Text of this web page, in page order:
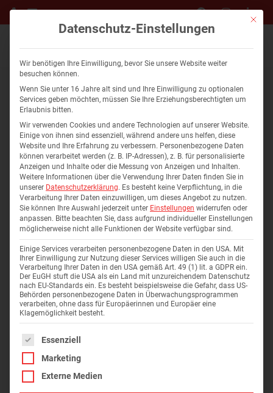
Kategorie: Kupferzell
Wohnung
Wohnung 11
Wohnung 10
Mit
Datenschutz-Einstellungen
Wir benötigen Ihre Einwilligung, bevor Sie unsere Website weiter
besuchen können.
Wenn Sie unter 16 Jahre alt sind und Ihre Einwilligung zu optionalen
Services geben möchten, müssen Sie Ihre Erziehungsberechtigten um
Erlaubnis bitten.
Wir verwenden Cookies und andere Technologien auf unserer Website.
Einige von ihnen sind essenziell, während andere uns helfen, diese
Website und Ihre Erfahrung zu verbessern. Personenbezogene Daten
können verarbeitet werden (z. B. IP-Adressen), z. B. für personalisierte
Anzeigen und Inhalte oder die Messung von Anzeigen und Inhalten.
Weitere Informationen über die Verwendung Ihrer Daten finden Sie in
unserer Datenschutzerklärung. Es besteht keine Verpflichtung, in die
Verarbeitung Ihrer Daten einzuwilligen, um dieses Angebot zu nutzen.
Sie können Ihre Auswahl jederzeit unter Einstellungen widerrufen oder
anpassen. Bitte beachten Sie, dass aufgrund individueller Einstellungen
möglicherweise nicht alle Funktionen der Website verfügbar sind.
Einige Services verarbeiten personenbezogene Daten in den USA. Mit
Ihrer Einwilligung zur Nutzung dieser Services willigen Sie auch in die
Verarbeitung Ihrer Daten in den USA gemäß Art. 49 (1) lit. a GDPR ein.
Der EuGH stuft die USA als ein Land mit unzureichendem Datenschutz
nach EU-Standards ein. Es besteht beispielsweise die Gefahr, dass US-
Behörden personenbezogene Daten in Überwachungsprogrammen
verarbeiten, ohne dass für Europäerinnen und Europäer eine
Klagemöglichkeit besteht.
Es folgt eine Liste der Service-Gruppen, für die eine
Essenziell
Marketing
Externe Medien